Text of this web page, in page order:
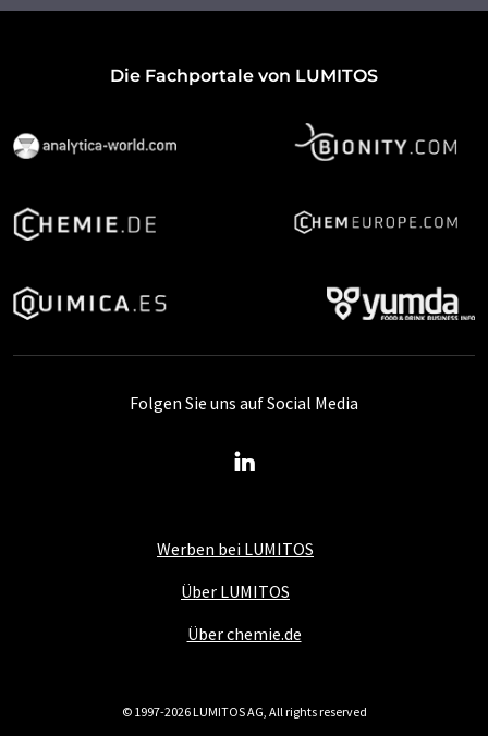
Die Fachportale von LUMITOS
Werben bei LUMITOS
Über LUMITOS
Über chemie.de
Folgen Sie uns auf Social Media
© 1997-2026 LUMITOS AG, All rights reserved